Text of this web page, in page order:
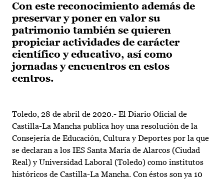
Con este reconocimiento además de
preservar y poner en valor su
patrimonio también se quieren
propiciar actividades de carácter
científico y educativo, así como
jornadas y encuentros en estos
centros.
Toledo, 28 de abril de 2020.- El Diario Oficial de
Castilla-La Mancha publica hoy una resolución de la
Consejería de Educación, Cultura y Deportes por la que
se declaran a los IES Santa María de Alarcos (Ciudad
Real) y Universidad Laboral (Toledo) como institutos
históricos de Castilla-La Mancha. Con éstos son ya 10